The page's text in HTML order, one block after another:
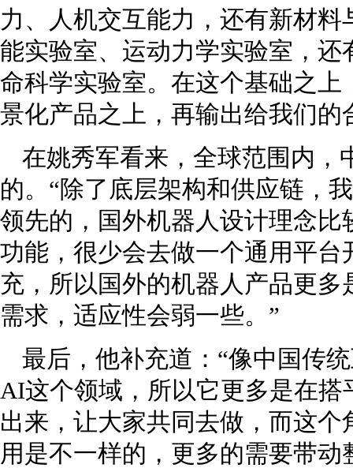
力、人机交互能力，还有新材
能实验室、运动力学实验室，
命科学实验室。在这个基础之
景化产品之上，再输出给我们的
在姚秀军看来，全球范围内，
的。“除了底层架构和供应链，
领先的，国外机器人设计理念
功能，很少会去做一个通用平
充，所以国外的机器人产品更
需求，适应性会弱一些。”
最后，他补充道：“像中国传
AI这个领域，所以它更多是在
出来，让大家共同去做，而这
用是不一样的，更多的需要带